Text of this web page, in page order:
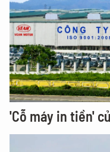
'Cỗ máy in tiền'